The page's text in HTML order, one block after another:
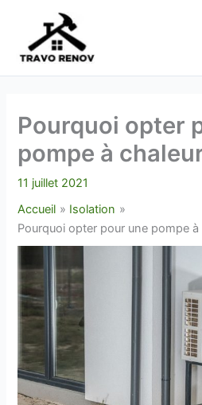
contenu
Pourquoi opter
pompe à
11 juillet 2021
Accueil
Isolation
Pourquoi opter pour une pompe à